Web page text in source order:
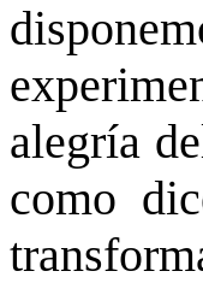
alegría
como